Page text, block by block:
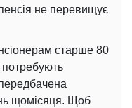
не перевищує
старше 80
потребують
щомісяця. Щоб